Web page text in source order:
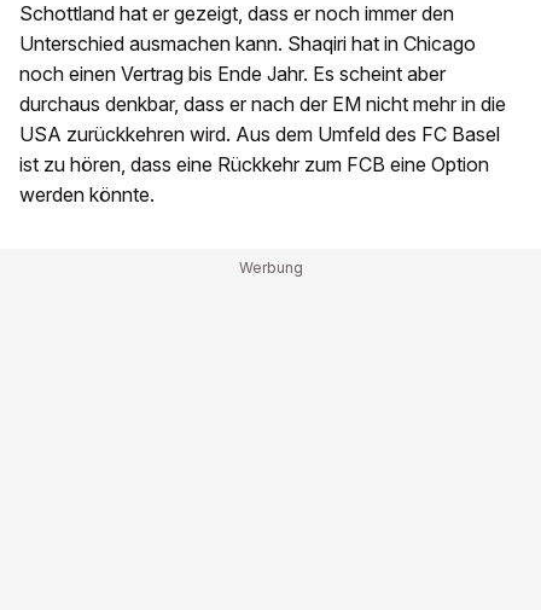
Schottland hat er gezeigt, dass er noch immer den
Unterschied ausmachen kann. Shaqiri hat in Chicago
noch einen Vertrag bis Ende Jahr. Es scheint aber
durchaus denkbar, dass er nach der EM nicht mehr in die
USA zurückkehren wird. Aus dem Umfeld des FC Basel
ist zu hören, dass eine Rückkehr zum FCB eine Option
werden könnte.